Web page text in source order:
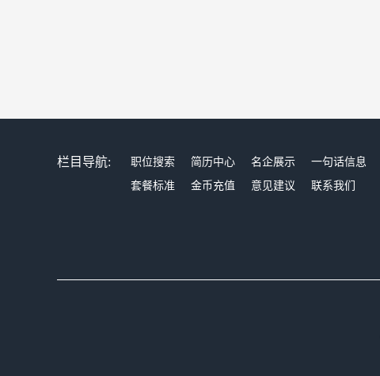
栏目导航: 职位搜索 简历中心 名企展示 一句话信息
套餐标准
金币充值 意见建议 联系我们